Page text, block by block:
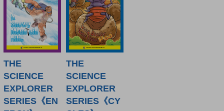
THE
SCIENCE
EXPLORER
SERIES《EN
THE
SCIENCE
EXPLORER
SERIES《CY